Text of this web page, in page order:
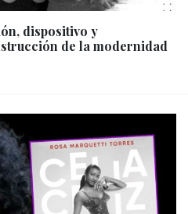
dispositivo y
de la modernidad